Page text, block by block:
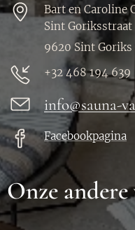
Bart en Caroline
Sint Goriksstraat
9620 Sint
+32 468 194 639
info@sauna-
Facebookpagina
Onze andere